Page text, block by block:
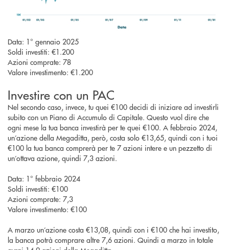
Data: 1° gennaio 2025
Soldi investiti: €1.200
Azioni comprate: 78
Valore investimento: €1.200
Investire con un PAC
Nel secondo caso, invece, tu quei €100 decidi di iniziare ad investirli
subito con un Piano di Accumulo di Capitale. Questo vuol dire che
ogni mese la tua banca investirà per te quei €100. A febbraio 2024,
un’azione della Megaditta, però, costa solo €13,65, quindi con i tuoi
€100 la tua banca comprerà per te 7 azioni intere e un pezzetto di
un’ottava azione, quindi 7,3 azioni.
Data: 1° febbraio 2024
Soldi investiti: €100
Azioni comprate: 7,3
Valore investimento: €100
A marzo un’azione costa €13,08, quindi con i €100 che hai investito,
la banca potrà comprare altre 7,6 azioni. Quindi a marzo in totale